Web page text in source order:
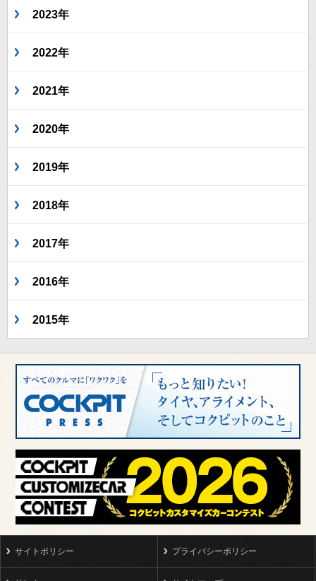
2023年
2022年
2021年
2020年
2019年
2018年
2017年
2016年
2015年
サイトポリシー プライバシーポリシー